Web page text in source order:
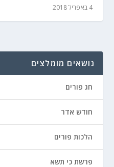
4 באפריל 2018
נושאים מומלצים
חג פורים
חודש אדר
הלכות פורים
פרשת כי תשא